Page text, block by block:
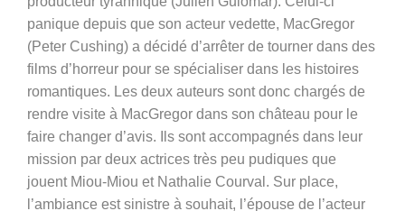
panique depuis que son acteur vedette, MacGregor
(Peter Cushing) a décidé d’arrêter de tourner dans des
films d’horreur pour se spécialiser dans les histoires
romantiques. Les deux auteurs sont donc chargés de
rendre visite à MacGregor dans son château pour le
faire changer d’avis. Ils sont accompagnés dans leur
mission par deux actrices très peu pudiques que
jouent Miou-Miou et Nathalie Courval. Sur place,
l’ambiance est sinistre à souhait, l’épouse de l’acteur